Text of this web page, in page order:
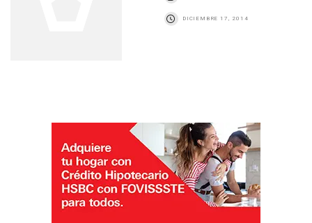
DICIEMBRE 17, 2014